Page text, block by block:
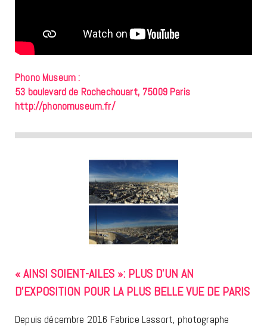
Phono Museum :
53 boulevard de Rochechouart, 75009 Paris
http://phonomuseum.fr/
« AINSI SOIENT-AILES »: PLUS D’UN AN
D’EXPOSITION POUR LA PLUS BELLE VUE DE PARIS
Depuis décembre 2016 Fabrice Lassort, photographe